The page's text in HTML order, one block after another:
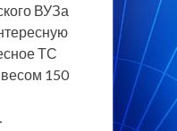
ВУЗа
ТС
150